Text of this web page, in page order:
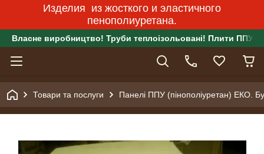
Изделия из жосткого и эластичного
пенополиуретана.
Власне виробництво! Труби теплоізольовані! Плити ППУ!
Товари та послуги Панелі ППУ (пінополіуретан) ЕКО.